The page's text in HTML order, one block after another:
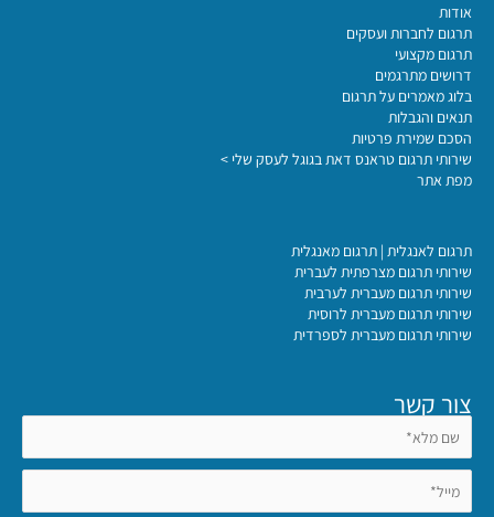
אודות
תרגום לחברות ועסקים
תרגום מקצועי
דרושים מתרגמים
בלוג מאמרים על תרגום
תנאים והגבלות
הסכם שמירת פרטיות
שירותי תרגום טראנס דאת בגוגל לעסק שלי >
מפת אתר
תרגום לאנגלית | תרגום מאנגלית
שירותי תרגום מצרפתית לעברית
שירותי תרגום מעברית לערבית
שירותי תרגום מעברית לרוסית
שירותי תרגום מעברית לספרדית
צור קשר